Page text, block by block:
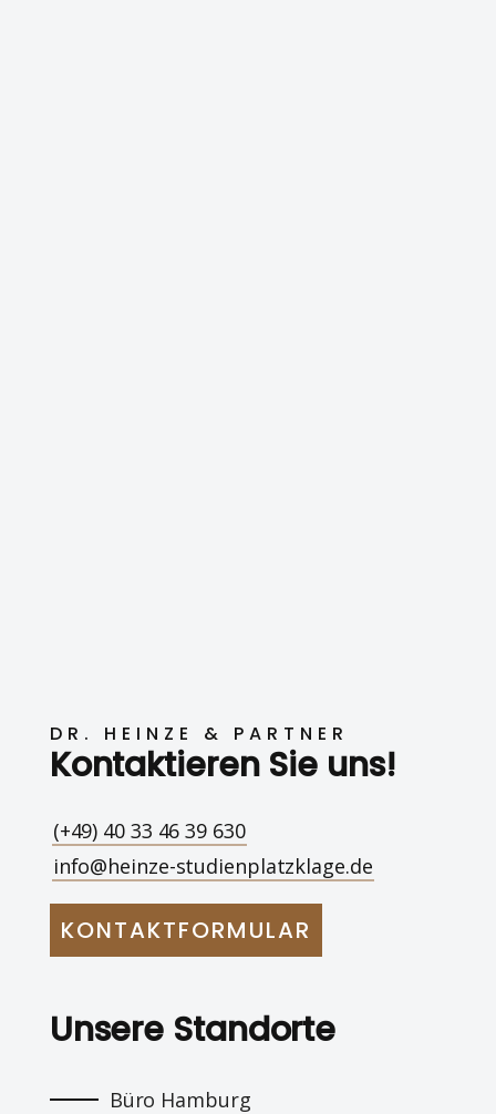
DR. HEINZE & PARTNER
Kontaktieren Sie uns!
(+49) 40 33 46 39 630
info@heinze-studienplatzklage.de
KONTAKTFORMULAR
Unsere Standorte
Büro Hamburg